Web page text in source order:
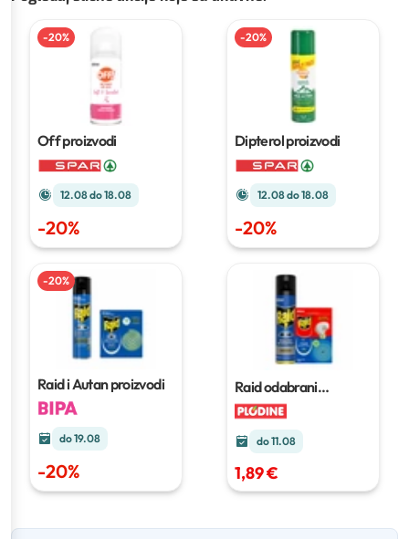
-20%
Off proizvodi
12.08 do 18.08
-20%
-20%
Dipterol proizvodi
12.08 do 18.08
-20%
-20%
Raid i Autan proizvodi
do 19.08
-20%
Raid odabrani
proizvodi
do 11.08
1,89 €